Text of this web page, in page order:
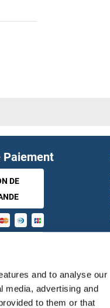
and to analyse our
media, advertising and
to them or that
Paiement
DE